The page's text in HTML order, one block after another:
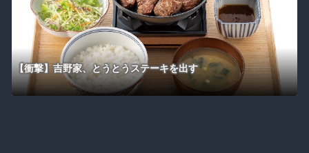
【衝撃】吉野家、とうとうステーキを出す